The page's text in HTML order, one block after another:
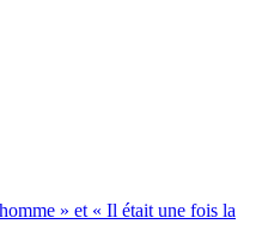
» et « Il était une fois la